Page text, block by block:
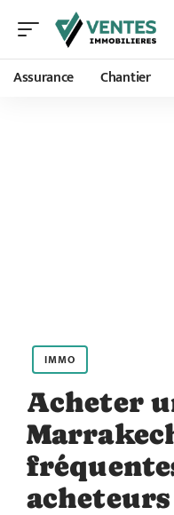
Assurance Chantier
IMMO
Acheter